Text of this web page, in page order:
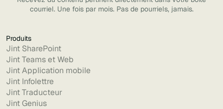
courriel. Une fois par mois. Pas de pourriels, jamais.
Produits
Jint SharePoint
Jint Teams et Web
Jint Application mobile
Jint Infolettre
Jint Traducteur
Jint Genius